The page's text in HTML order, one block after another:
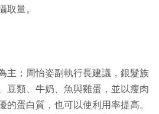
量。
主；周怡姿副執行長建議，銀髮族
豆類、牛奶、魚與雞蛋，並以瘦肉
的蛋白質，也可以使利用率提高。